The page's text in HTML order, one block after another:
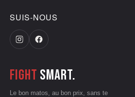
SUIS-NOUS
Fight smart.
Le bon matos, au bon prix, sans te